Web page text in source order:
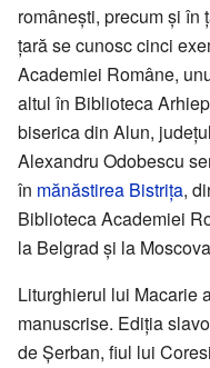
românești, precum și în
țară se cunosc cinci
Academiei Române,
altul în Biblioteca
biserica din Alun,
Alexandru Odobescu
în mănăstirea Bistrița,
Biblioteca Academiei
la Belgrad și la
Liturghierul lui Macarie
manuscrise. Ediția
de Șerban, fiul lui